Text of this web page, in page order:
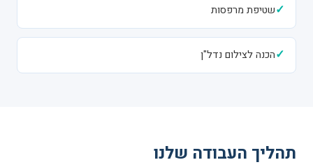
✓שטיפת מרפסות
✓הכנה לצילום נדל"ן
תהליך העבודה שלנו